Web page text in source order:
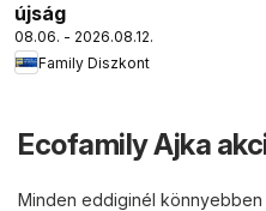
újság
08.06. - 2026.08.12.
Family Diszkont
Ecofamily Ajka
Minden eddiginél könnyebben